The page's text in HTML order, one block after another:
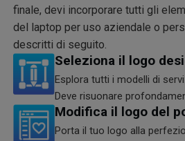
finale, devi incorporare tutti gli
del laptop per uso aziendale o
descritti di seguito.
Seleziona il logo
Esplora tutti i modelli di
Deve risuonare
Modifica il logo del
Porta il tuo logo alla